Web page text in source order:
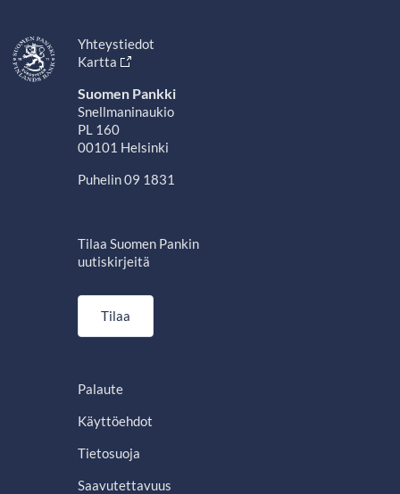
Yhteystiedot
Kartta
Suomen Pankki
Snellmaninaukio
PL 160
00101 Helsinki
Puhelin 09 1831
Tilaa Suomen Pankin
uutiskirjeitä
Tilaa
Palaute
Käyttöehdot
Tietosuoja
Saavutettavuus